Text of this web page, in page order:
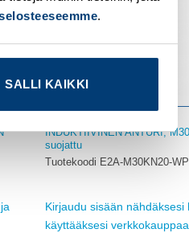
.
SALLI KAIKKI
INDUKTIIVINEN ANTURI,
suojattu
Tuotekoodi E2A-M30KN20-
Kirjaudu sisään nähdäksesi
käyttääksesi verkkokauppaa